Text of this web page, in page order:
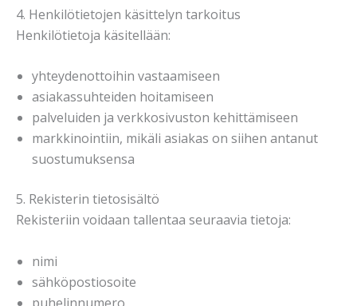
4. Henkilötietojen käsittelyn tarkoitus
Henkilötietoja käsitellään:
yhteydenottoihin vastaamiseen
asiakassuhteiden hoitamiseen
palveluiden ja verkkosivuston kehittämiseen
markkinointiin, mikäli asiakas on siihen antanut
suostumuksensa
5. Rekisterin tietosisältö
Rekisteriin voidaan tallentaa seuraavia tietoja:
nimi
sähköpostiosoite